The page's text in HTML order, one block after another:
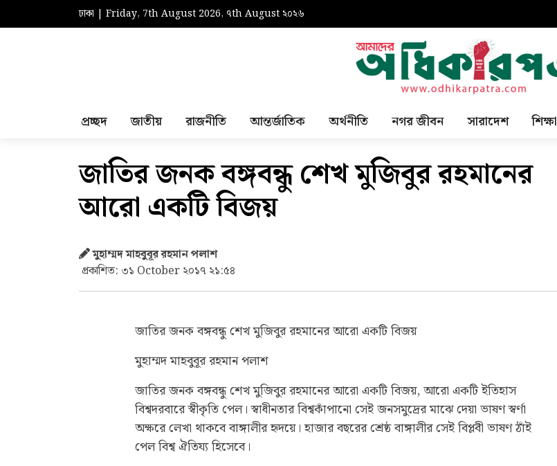
ঢাকা | Friday, 7th August 2026, ৭th August ২০২৬
প্রচ্ছদ জাতীয় রাজনীতি আন্তর্জাতিক অর্থনীতি নগর জীবন সারাদেশ শিক্ষা
জাতির জনক বঙ্গবন্ধু শেখ মুজিবুর রহমানের
আরো একটি বিজয়
মুহাম্মদ মাহবুবূর রহমান পলাশ
প্রকাশিত: ৩১ October ২০১৭ ২১:৫৪
জাতির জনক বঙ্গবন্ধু শেখ মুজিবুর রহমানের আরো একটি বিজয়
মুহাম্মদ মাহবুবূর রহমান পলাশ
জাতির জনক বঙ্গবন্ধু শেখ মুজিবুর রহমানের আরো একটি বিজয়, আরো একটি ইতিহাস
বিশ্বদরবারে স্বীকৃতি পেল। স্বাধীনতার বিশ্বকাঁপানো সেই জনসমুদ্রের মাঝে দেয়া ভাষণ স্বর্ণা
অক্ষরে লেখা থাকবে বাঙ্গালীর হৃদয়ে। হাজার বছরের শ্রেষ্ঠ বাঙ্গালীর সেই বিপ্লবী ভাষণ ঠাঁই
পেল বিশ্ব ঐতিয্য হিসেবে।